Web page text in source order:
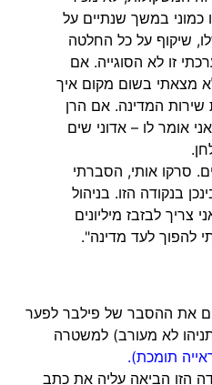
כמוני במשך שנתיים על
שיקוף על כל החלטה
זו לא הסוגייה. אם
מצאתי בשום מקום איך
שירות המדינה. אם הרן
אומר לו – אדוני שים
סרקו אותי, הסברתי
בנקודה הזו. בניהול
צריך לבזבז מיליונים
להפוך לעד מדינה".
את ההסבר של פילבר לפער
לא מעורב) למשטרה
תומכת).
הזו הביאה עליה את כתב